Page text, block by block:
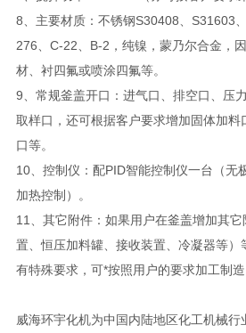
8、主要材质：不锈钢S30408、S31603
276、C-22、B-2，纯镍，蒙乃尔合金，
材、衬四氟或喷涂四氟等。
9、常规釜盖开口：进气口、排空口、压
取样口，还可根据客户要求增加固体加
口等。
10、控制仪：配PID智能控制仪一台（无
加热控制）。
11、其它附件：如果用户在釜盖增加其
置、恒压加料罐、接收装置、冷凝器等）
有特殊要求，可*按照用户的要求加工制造
威海环宇化机为中国内陆地区化工机械